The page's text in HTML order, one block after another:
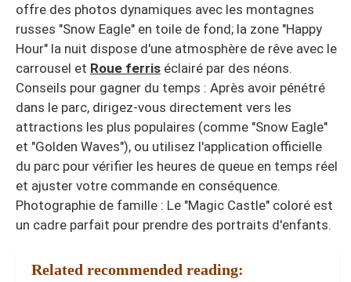
offre des photos dynamiques avec les montagnes
russes "Snow Eagle" en toile de fond; la zone "Happy
Hour" la nuit dispose d'une atmosphère de rêve avec le
carrousel et Roue ferris éclairé par des néons.
Conseils pour gagner du temps : Après avoir pénétré
dans le parc, dirigez-vous directement vers les
attractions les plus populaires (comme "Snow Eagle"
et "Golden Waves"), ou utilisez l'application officielle
du parc pour vérifier les heures de queue en temps réel
et ajuster votre commande en conséquence.
Photographie de famille : Le "Magic Castle" coloré est
un cadre parfait pour prendre des portraits d'enfants.
Related recommended reading: